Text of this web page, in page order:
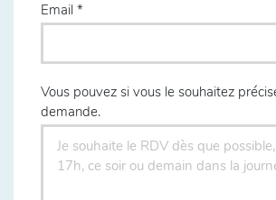
Email
Vous pouvez si vous le souhaitez
demande.